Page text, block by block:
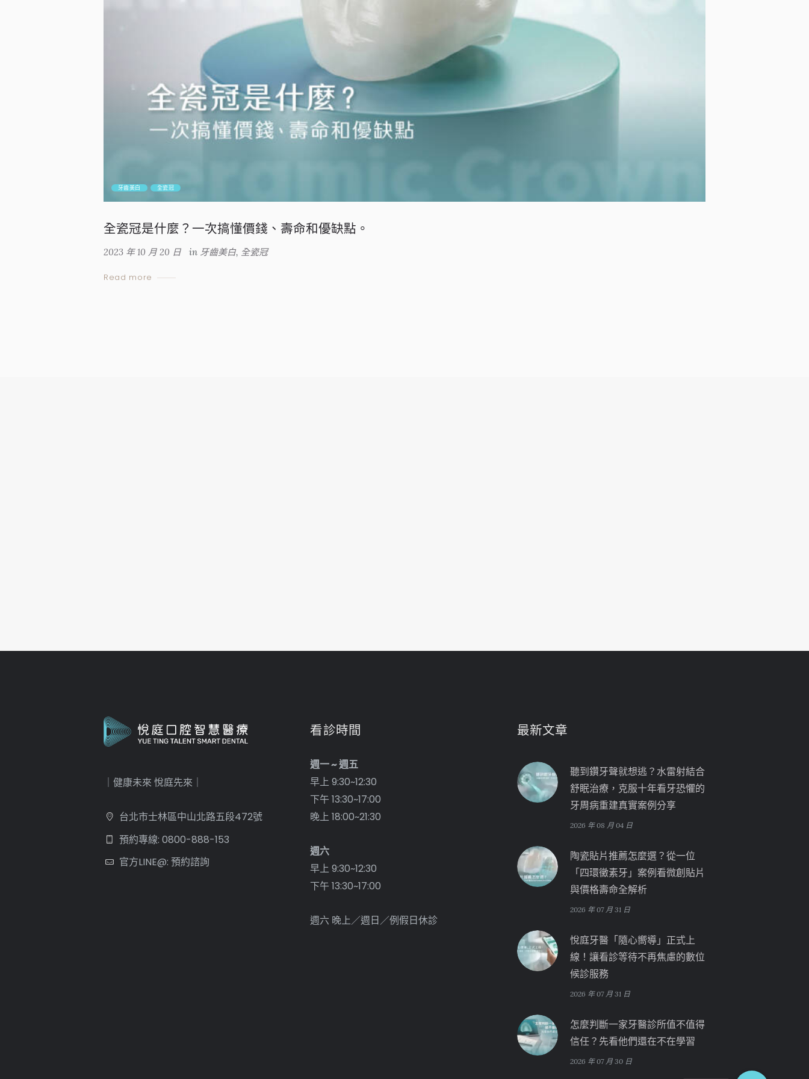
牙齒美白 全瓷冠
全瓷冠是什麼？一次搞懂價錢、壽命和優缺點。
2023 年 10 月 20 日 in 牙齒美白, 全瓷冠
Read more
｜健康未來 悅庭先來｜
台北市士林區中山北路五段472號
預約專線: 0800-888-153
官方LINE@: 預約諮詢
看診時間
週一 ~ 週五
早上 9:30~12:30
下午 13:30~17:00
晚上 18:00~21:30
週六
早上 9:30~12:30
下午 13:30~17:00
週六 晚上／週日／例假日休診
最新文章
聽到鑽牙聲就想逃？水雷射結合
舒眠治療，克服十年看牙恐懼的
牙周病重建真實案例分享
2026 年 08 月 04 日
陶瓷貼片推薦怎麼選？從一位
「四環黴素牙」案例看微創貼片
與價格壽命全解析
2026 年 07 月 31 日
悅庭牙醫「隨心嚮導」正式上
線！讓看診等待不再焦慮的數位
候診服務
2026 年 07 月 31 日
怎麼判斷一家牙醫診所值不值得
信任？先看他們還在不在學習
2026 年 07 月 30 日